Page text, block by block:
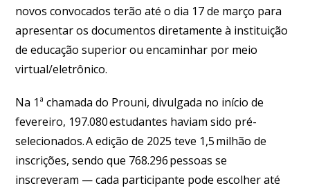
novos convocados terão até o dia 17 de março para
apresentar os documentos diretamente à instituição
de educação superior ou encaminhar por meio
virtual/eletrônico.
Na 1ª chamada do Prouni, divulgada no início de
fevereiro, 197.080 estudantes haviam sido pré-
selecionados. A edição de 2025 teve 1,5 milhão de
inscrições, sendo que 768.296 pessoas se
inscreveram — cada participante pode escolher até